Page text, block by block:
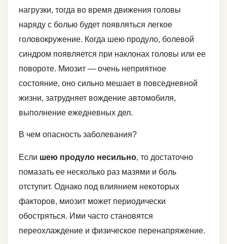
нагрузки, тогда во время движения головы
наряду с болью будет появляться легкое
головокружение. Когда шею продуло, болевой
синдром появляется при наклонах головы или ее
повороте. Миозит — очень неприятное
состояние, оно сильно мешает в повседневной
жизни, затрудняет вождение автомобиля,
выполнение ежедневных дел.
В чем опасность заболевания?
Если шею продуло несильно, то достаточно
помазать ее несколько раз мазями и боль
отступит. Однако под влиянием некоторых
факторов, миозит может периодически
обостряться. Ими часто становятся
переохлаждение и физическое перенапряжение.